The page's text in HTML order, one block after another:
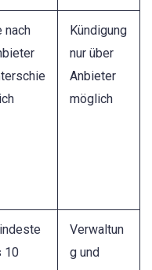
nach
Kündigung
nur über
Anbieter
möglich
10
Verwaltun
g und